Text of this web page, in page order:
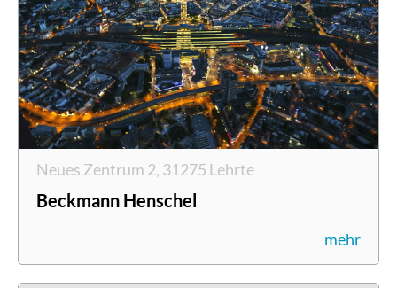
Neues Zentrum 2, 31275 Lehrte
Beckmann Henschel
mehr